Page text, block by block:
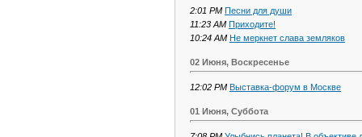
2:01 PM Песни для души
11:23 AM Приходите!
10:24 AM Не меркнет слава земляков
02 Июня, Воскресенье
12:02 PM Выставка-форум в Москве
01 Июня, Суббота